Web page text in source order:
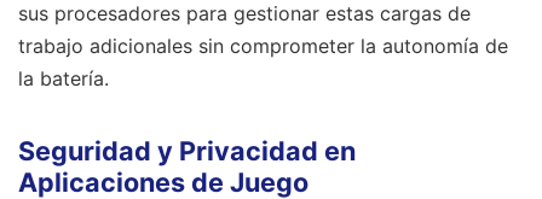
sus procesadores para gestionar estas cargas de
trabajo adicionales sin comprometer la autonomía de
la batería.
Seguridad y Privacidad en
Aplicaciones de Juego